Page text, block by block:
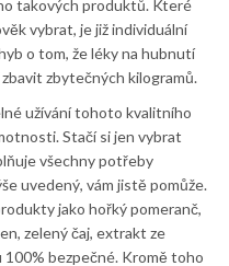
takových produktů. Které
vybrat, je již individuální
o tom, že léky na hubnutí
zbytečných kilogramů.
užívání tohoto kvalitního
Stačí si jen vybrat
všechny potřeby
uvedený, vám jistě pomůže.
jako hořký pomeranč,
zelený čaj, extrakt ze
100% bezpečné. Kromě toho